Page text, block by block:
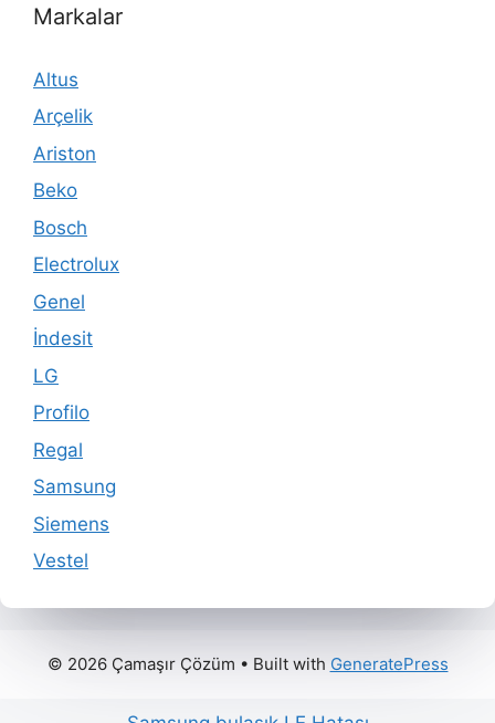
Markalar
Altus
Arçelik
Ariston
Beko
Bosch
Electrolux
Genel
İndesit
LG
Profilo
Regal
Samsung
Siemens
Vestel
© 2026 Çamaşır Çözüm • Built with GeneratePress